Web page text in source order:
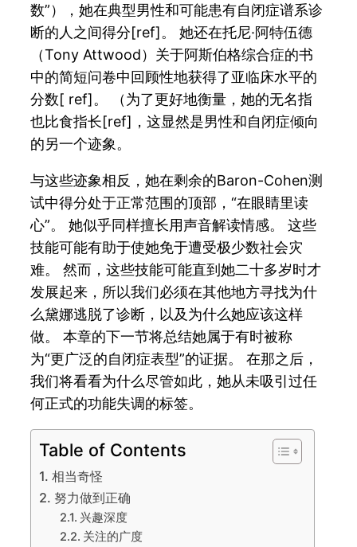
数”），她在典型男性和可能患有自闭症谱系诊
断的人之间得分[ref]。 她还在托尼·阿特伍德
（Tony Attwood）关于阿斯伯格综合症的书
中的简短问卷中回顾性地获得了亚临床水平的
分数[ ref]。 （为了更好地衡量，她的无名指
也比食指长[ref]，这显然是男性和自闭症倾向
的另一个迹象。
与这些迹象相反，她在剩余的Baron-Cohen测
试中得分处于正常范围的顶部，“在眼睛里读
心”。 她似乎同样擅长用声音解读情感。 这些
技能可能有助于使她免于遭受极少数社会灾
难。 然而，这些技能可能直到她二十多岁时才
发展起来，所以我们必须在其他地方寻找为什
么黛娜逃脱了诊断，以及为什么她应该这样
做。 本章的下一节将总结她属于有时被称
为“更广泛的自闭症表型”的证据。 在那之后，
我们将看看为什么尽管如此，她从未吸引过任
何正式的功能失调的标签。
Table of Contents
相当奇怪
努力做到正确
兴趣深度
关注的广度